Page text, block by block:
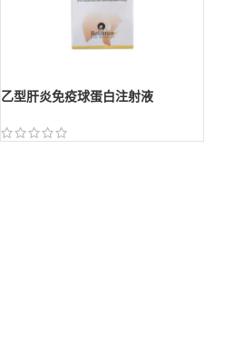
乙型肝炎免疫球蛋白注射液